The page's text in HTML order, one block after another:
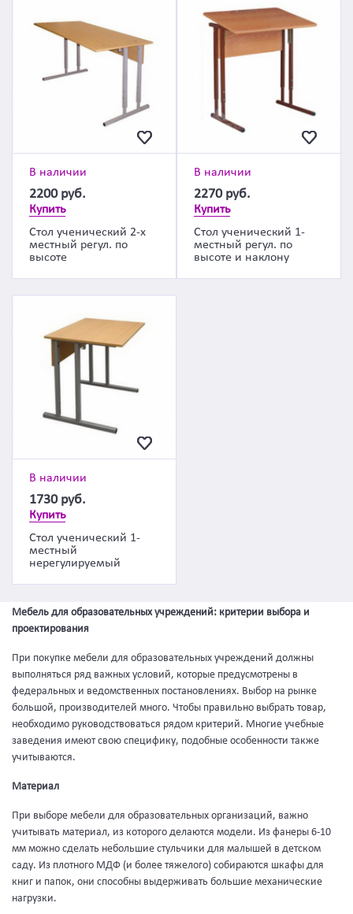
В наличии
2200 руб.
Купить
Стол ученический 2-х
местный регул. по
высоте
В наличии
2270 руб.
Купить
Стол ученический 1-
местный регул. по
высоте и наклону
В наличии
1730 руб.
Купить
Стол ученический 1-
местный
нерегулируемый
Мебель для образовательных учреждений: критерии выбора и
проектирования
При покупке мебели для образовательных учреждений должны
выполняться ряд важных условий, которые предусмотрены в
федеральных и ведомственных постановлениях. Выбор на рынке
большой, производителей много. Чтобы правильно выбрать товар,
необходимо руководствоваться рядом критерий. Многие учебные
заведения имеют свою специфику, подобные особенности также
учитываются.
Материал
При выборе мебели для образовательных организаций, важно
учитывать материал, из которого делаются модели. Из фанеры 6-10
мм можно сделать небольшие стульчики для малышей в детском
саду. Из плотного МДФ (и более тяжелого) собираются шкафы для
книг и папок, они способны выдерживать большие механические
нагрузки.